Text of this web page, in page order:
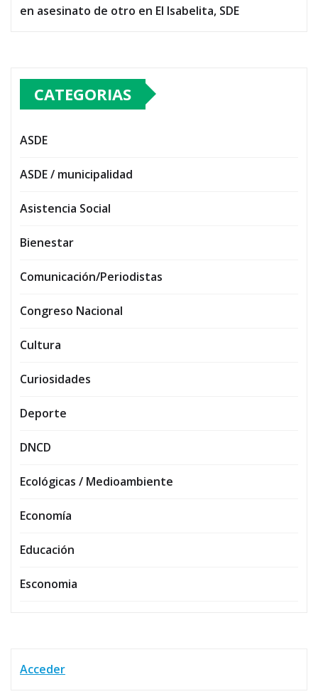
en asesinato de otro en El Isabelita, SDE
CATEGORIAS
ASDE
ASDE / municipalidad
Asistencia Social
Bienestar
Comunicación/Periodistas
Congreso Nacional
Cultura
Curiosidades
Deporte
DNCD
Ecológicas / Medioambiente
Economía
Educación
Esconomia
Acceder